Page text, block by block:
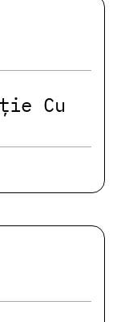
Cu